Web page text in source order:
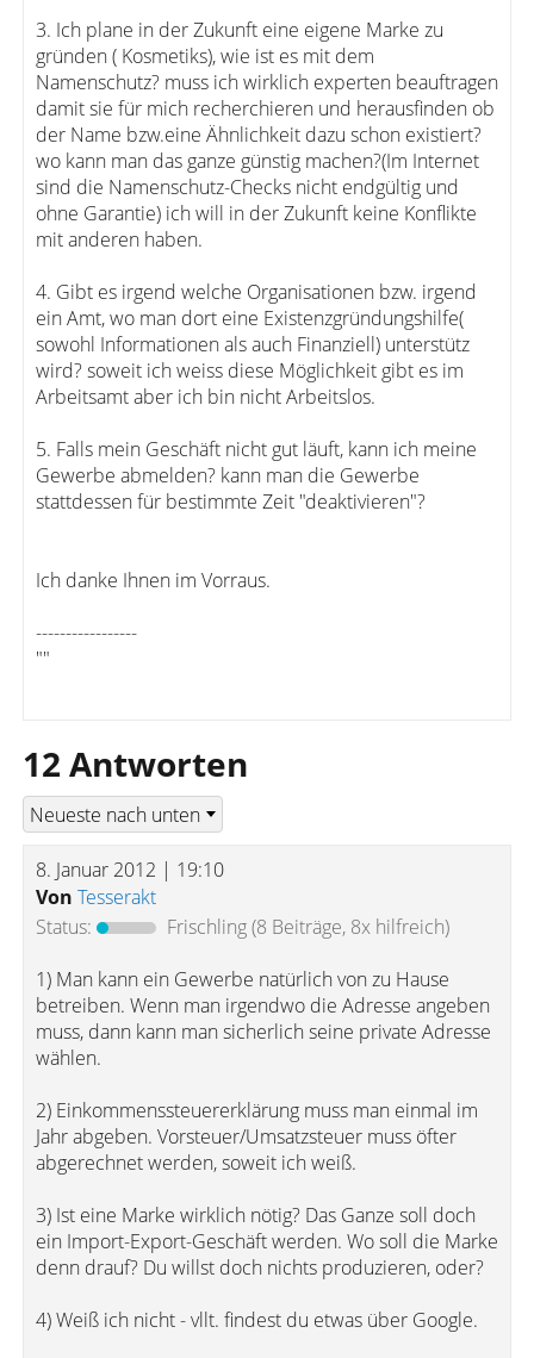
3. Ich plane in der Zukunft eine eigene Marke zu
gründen ( Kosmetiks), wie ist es mit dem
Namenschutz? muss ich wirklich experten beauftragen
damit sie für mich recherchieren und herausfinden ob
der Name bzw.eine Ähnlichkeit dazu schon existiert?
wo kann man das ganze günstig machen?(Im Internet
sind die Namenschutz-Checks nicht endgültig und
ohne Garantie) ich will in der Zukunft keine Konflikte
mit anderen haben.
4. Gibt es irgend welche Organisationen bzw. irgend
ein Amt, wo man dort eine Existenzgründungshilfe(
sowohl Informationen als auch Finanziell) unterstütz
wird? soweit ich weiss diese Möglichkeit gibt es im
Arbeitsamt aber ich bin nicht Arbeitslos.
5. Falls mein Geschäft nicht gut läuft, kann ich meine
Gewerbe abmelden? kann man die Gewerbe
stattdessen für bestimmte Zeit "deaktivieren"?
Ich danke Ihnen im Vorraus.
-----------------
""
12 Antworten
8. Januar 2012 | 19:10
Von Tesserakt
Status:
Frischling(8 Beiträge, 8x hilfreich)
1) Man kann ein Gewerbe natürlich von zu Hause
betreiben. Wenn man irgendwo die Adresse angeben
muss, dann kann man sicherlich seine private Adresse
wählen.
2) Einkommenssteuererklärung muss man einmal im
Jahr abgeben. Vorsteuer/Umsatzsteuer muss öfter
abgerechnet werden, soweit ich weiß.
3) Ist eine Marke wirklich nötig? Das Ganze soll doch
ein Import-Export-Geschäft werden. Wo soll die Marke
denn drauf? Du willst doch nichts produzieren, oder?
4) Weiß ich nicht - vllt. findest du etwas über Google.